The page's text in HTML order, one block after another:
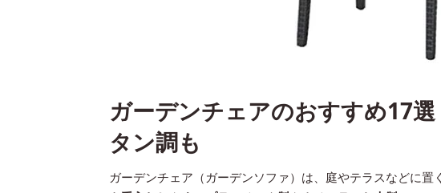
ガーデンチェアのおすすめ17
タン調も
ガーデンチェア（ガーデンソファ）は、庭やテラスなどに置